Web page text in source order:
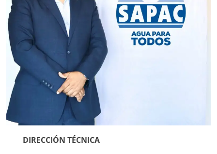
DIRECCIÓN TÉCNICA